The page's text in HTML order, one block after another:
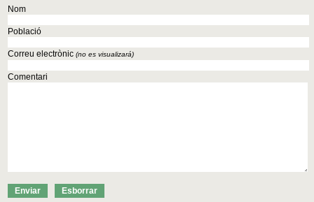
Nom
Població
Correu electrònic(no es visualizará)
Comentari